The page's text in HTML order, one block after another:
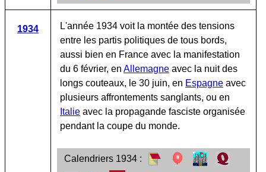
1934
L'année 1934 voit la montée des tensions
entre les partis politiques de tous bords,
aussi bien en France avec la manifestation
du 6 février, en Allemagne avec la nuit des
longs couteaux, le 30 juin, en Espagne avec
plusieurs affrontements sanglants, ou en
Italie avec la propagande fasciste organisée
pendant la coupe du monde.
Calendriers 1934 :